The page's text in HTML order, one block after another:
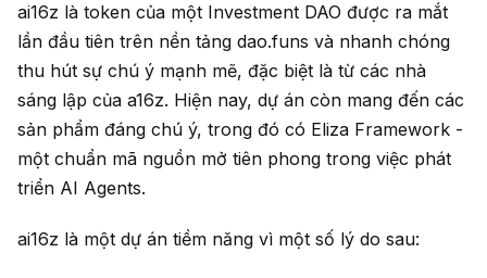
ai16z là token của một Investment DAO được ra mắt
lần đầu tiên trên nền tảng dao.funs và nhanh chóng
thu hút sự chú ý mạnh mẽ, đặc biệt là từ các nhà
sáng lập của a16z. Hiện nay, dự án còn mang đến các
sản phẩm đáng chú ý, trong đó có Eliza Framework -
một chuẩn mã nguồn mở tiên phong trong việc phát
triển AI Agents.
ai16z là một dự án tiềm năng vì một số lý do sau: